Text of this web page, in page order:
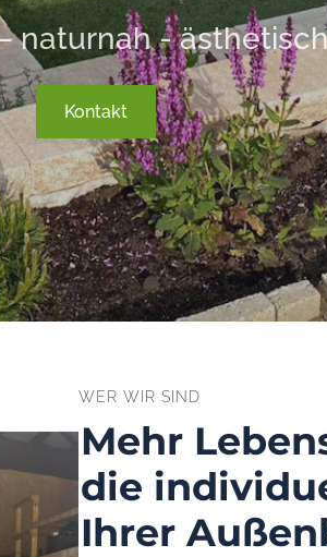
naturnah -
Kontakt
WER WIR SIND
Mehr
die
Ihrer